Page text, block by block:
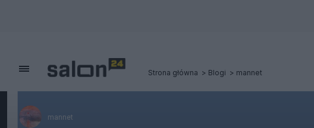
Strona główna Blogi mannet
mannet